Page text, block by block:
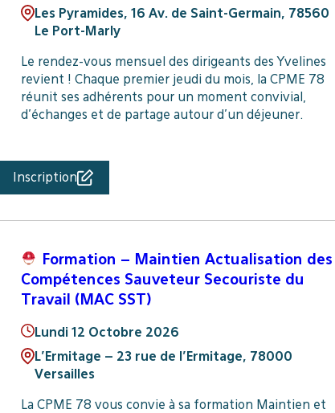
Les Pyramides, 16 Av. de Saint-Germain, 78560
Le Port-Marly
Le rendez-vous mensuel des dirigeants des Yvelines
revient ! Chaque premier jeudi du mois, la CPME 78
réunit ses adhérents pour un moment convivial,
d’échanges et de partage autour d’un déjeuner.
Inscription
Formation – Maintien Actualisation des
Compétences Sauveteur Secouriste du
Travail (MAC SST)
Lundi 12 Octobre 2026
L’Ermitage – 23 rue de l’Ermitage, 78000
Versailles
La CPME 78 vous convie à sa formation Maintien et